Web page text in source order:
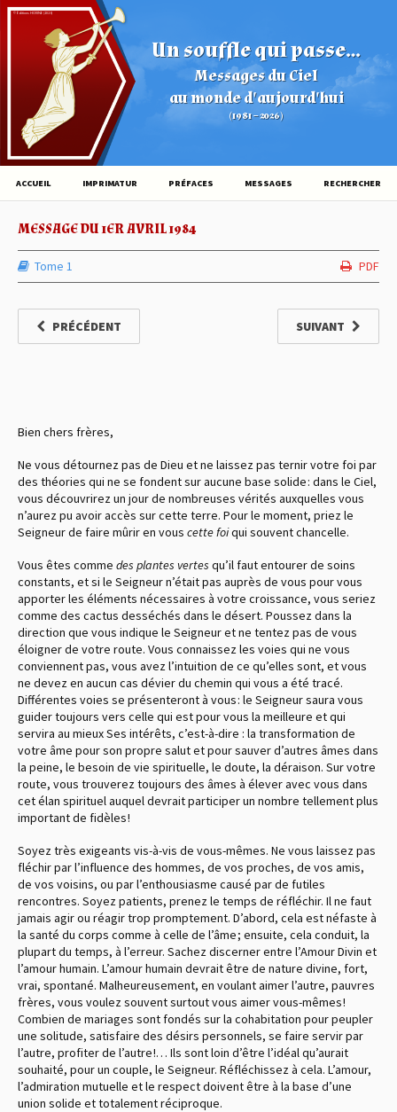
Un souffle qui passe...
Messages du Ciel
au monde d'aujourd'hui
(1981 – 2026)
© Éditions HOVINE (2026)
ACCUEIL IMPRIMATUR PRÉFACES MESSAGES RECHERCHER
MESSAGE DU 1ER AVRIL 1984
Tome 1 PDF
PRÉCÉDENT SUIVANT
Bien chers frères,
Ne vous détournez pas de Dieu et ne laissez pas ternir votre foi par
des théories qui ne se fondent sur aucune base solide : dans le Ciel,
vous découvrirez un jour de nombreuses vérités auxquelles vous
n’aurez pu avoir accès sur cette terre. Pour le moment, priez le
Seigneur de faire mûrir en vous cette foiqui souvent chancelle.
Vous êtes comme des plantes vertes qu’il faut entourer de soins
constants, et si le Seigneur n’était pas auprès de vous pour vous
apporter les éléments nécessaires à votre croissance, vous seriez
comme des cactus desséchés dans le désert. Poussez dans la
direction que vous indique le Seigneur et ne tentez pas de vous
éloigner de votre route. Vous connaissez les voies qui ne vous
conviennent pas, vous avez l’intuition de ce qu’elles sont, et vous
ne devez en aucun cas dévier du chemin qui vous a été tracé.
Différentes voies se présenteront à vous : le Seigneur saura vous
guider toujours vers celle qui est pour vous la meilleure et qui
servira au mieux Ses intérêts, c’est-à-dire : la transformation de
votre âme pour son propre salut et pour sauver d’autres âmes dans
la peine, le besoin de vie spirituelle, le doute, la déraison. Sur votre
route, vous trouverez toujours des âmes à élever avec vous dans
cet élan spirituel auquel devrait participer un nombre tellement plus
important de fidèles !
Soyez très exigeants vis-à-vis de vous-mêmes. Ne vous laissez pas
fléchir par l’influence des hommes, de vos proches, de vos amis,
de vos voisins, ou par l’enthousiasme causé par de futiles
rencontres. Soyez patients, prenez le temps de réfléchir. Il ne faut
jamais agir ou réagir trop promptement. D’abord, cela est néfaste à
la santé du corps comme à celle de l’âme ; ensuite, cela conduit, la
plupart du temps, à l’erreur. Sachez discerner entre l’Amour Divin et
l’amour humain. L’amour humain devrait être de nature divine, fort,
vrai, spontané. Malheureusement, en voulant aimer l’autre, pauvres
frères, vous voulez souvent surtout vous aimer vous-mêmes !
Combien de mariages sont fondés sur la cohabitation pour peupler
une solitude, satisfaire des désirs personnels, se faire servir par
l’autre, profiter de l’autre !… Ils sont loin d’être l’idéal qu’aurait
souhaité, pour un couple, le Seigneur. Réfléchissez à cela. L’amour,
l’admiration mutuelle et le respect doivent être à la base d’une
union solide et totalement réciproque.